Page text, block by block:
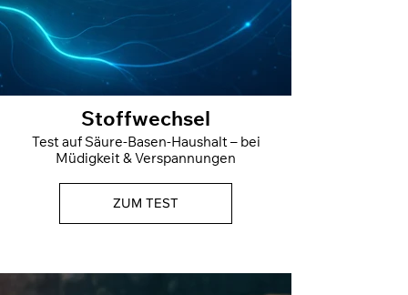
Stoffwechsel
Test auf Säure-Basen-Haushalt – bei
Müdigkeit & Verspannungen
ZUM TEST